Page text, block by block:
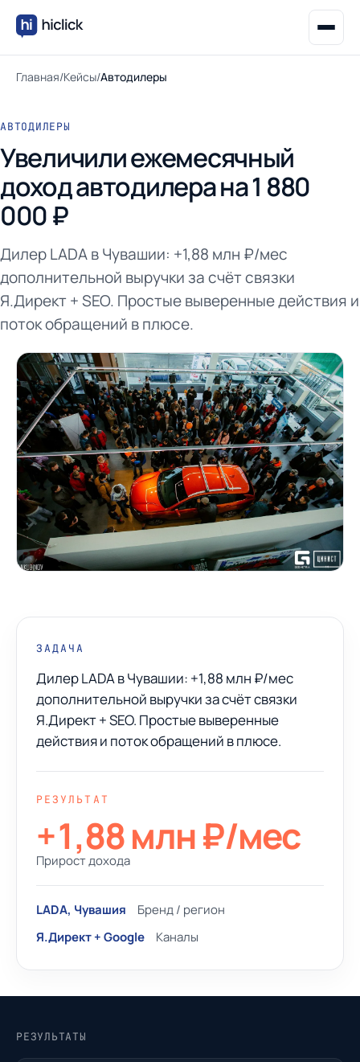
Главная/Кейсы/Автодилеры
АВТОДИЛЕРЫ
Увеличили ежемесячный
доход автодилера на 1 880
000 ₽
Дилер LADA в Чувашии: +1,88 млн ₽/мес
дополнительной выручки за счёт связки
Я.Директ + SEO. Простые выверенные действия и
поток обращений в плюсе.
ЗАДАЧА
Дилер LADA в Чувашии: +1,88 млн ₽/мес
дополнительной выручки за счёт связки
Я.Директ + SEO. Простые выверенные
действия и поток обращений в плюсе.
РЕЗУЛЬТАТ
+1,88 млн ₽/мес
Прирост дохода
LADA, Чувашия
Бренд / регион
Я.Директ + Google
Каналы
РЕЗУЛЬТАТЫ